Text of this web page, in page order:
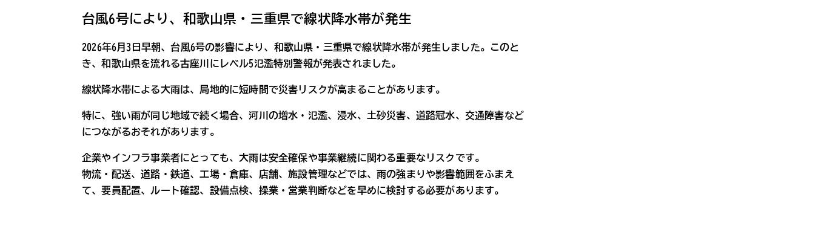
台風6号により、和歌山県・三重県で線状降水帯が発生
2026年6月3日早朝、台風6号の影響により、和歌山県・三重県で線状降水帯が発生しました。このと
き、和歌山県を流れる古座川にレベル5氾濫特別警報が発表されました。
線状降水帯による大雨は、局地的に短時間で災害リスクが高まることがあります。
特に、強い雨が同じ地域で続く場合、河川の増水・氾濫、浸水、土砂災害、道路冠水、交通障害など
につながるおそれがあります。
企業やインフラ事業者にとっても、大雨は安全確保や事業継続に関わる重要なリスクです。
物流・配送、道路・鉄道、工場・倉庫、店舗、施設管理などでは、雨の強まりや影響範囲をふまえ
て、要員配置、ルート確認、設備点検、操業・営業判断などを早めに検討する必要があります。